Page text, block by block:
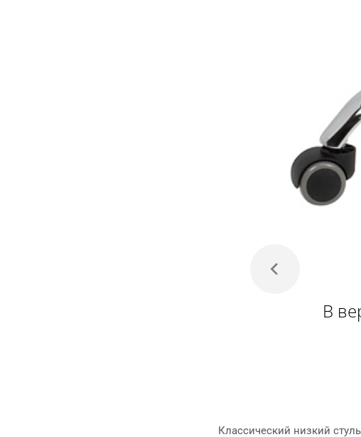
В
Классический низкий